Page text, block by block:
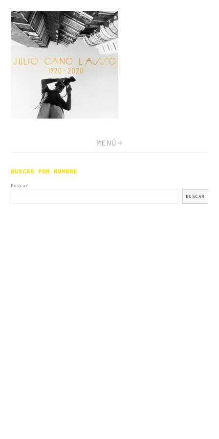
Saltar
al
contenido
MENÚ
BUSCAR POR NOMBRE
Buscar
BUSCAR